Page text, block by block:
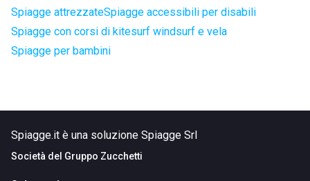
Spiagge attrezzateSpiagge accessibili per disabili
Spiagge con corsi di kitesurf windsurf e vela
Spiagge per bambini
Spiagge.it è una soluzione Spiagge Srl
Società del Gruppo Zucchetti